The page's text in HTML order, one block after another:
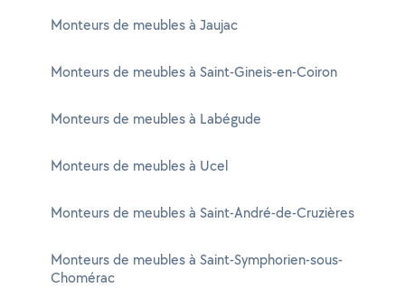
Monteurs de meubles à Jaujac
Monteurs de meubles à Saint-Gineis-en-Coiron
Monteurs de meubles à Labégude
Monteurs de meubles à Ucel
Monteurs de meubles à Saint-André-de-Cruzières
Monteurs de meubles à Saint-Symphorien-sous-
Chomérac